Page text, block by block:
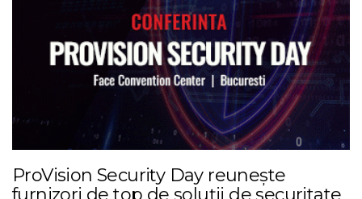
ProVision Security Day reunește